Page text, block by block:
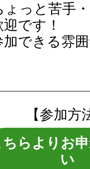
ょっと苦手
です！
できる雰
【参加方
ちらよりお
い